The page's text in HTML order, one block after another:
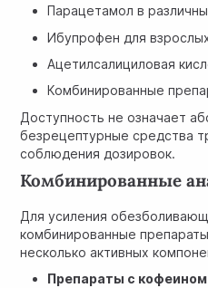
Парацетамол в
Ибупрофен для
Ацетилсалициловая
Комбинированные
Доступность не означает
безрецептурные средства
соблюдения дозировок.
Комбинированные
Для усиления
комбинированные
несколько активных
Препараты с кофеином